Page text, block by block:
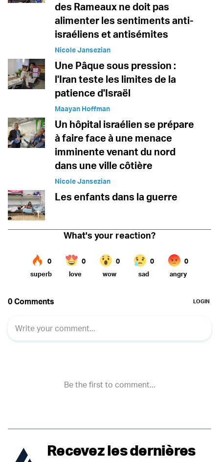
des Rameaux ne doit pas
alimenter les sentiments anti-
israéliens et antisémites
Nicole Jansezian
Une Pâque sous pression :
l'Iran teste les limites de la
patience d'Israël
Maayan Hoffman
Un hôpital israélien se prépare
à faire face à une menace
imminente venant du nord
dans une ville côtière
Nicole Jansezian
Les enfants dans la guerre
Recevez les dernières